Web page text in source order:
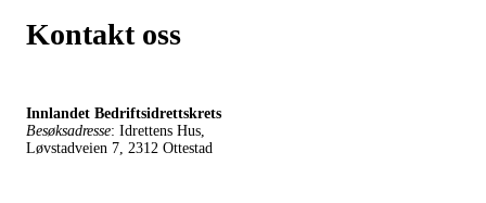
Kontakt oss
Innlandet Bedriftsidrettskrets
Besøksadresse: Idrettens Hus,
Løvstadveien 7, 2312 Ottestad